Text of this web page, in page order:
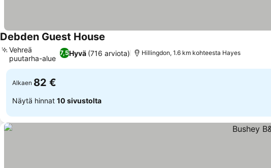
Debden Guest House
7,5Hyvä (716 arviota)
Vehreä
puutarha-alue
Hillingdon, 1.6 km kohteesta Hayes
Alkaen 82 €
Näytä hinnat 10 sivustolta